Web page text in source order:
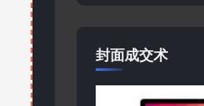
封面成交术